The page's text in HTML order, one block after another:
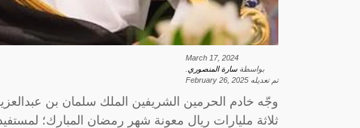
March 17, 2024
بواسطةسارة المنصوري
تم تعديله February 26, 2025
وجّه خادم الحرمين الشريفين الملك سلمان بن